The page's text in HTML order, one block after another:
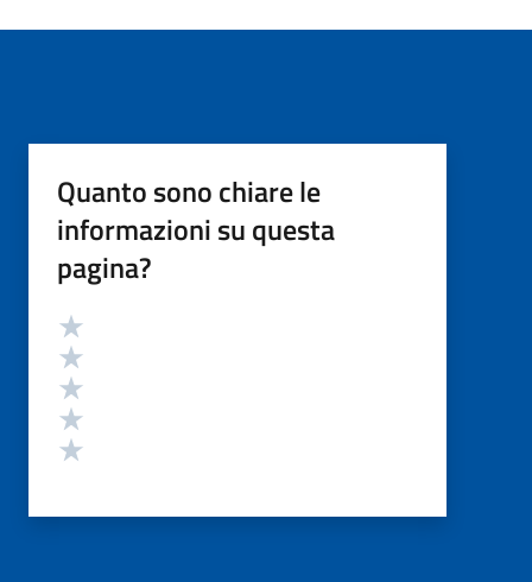
Quanto sono chiare le
informazioni su questa
pagina?
Valutazione